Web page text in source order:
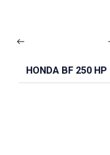
HONDA BF 250 HP